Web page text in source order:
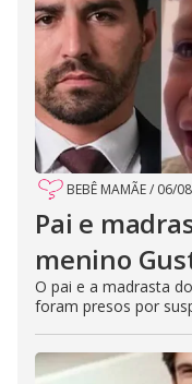
BEBÊ MAMÃE/ 06/
Pai e
menino
O pai e a madrasta
foram presos por